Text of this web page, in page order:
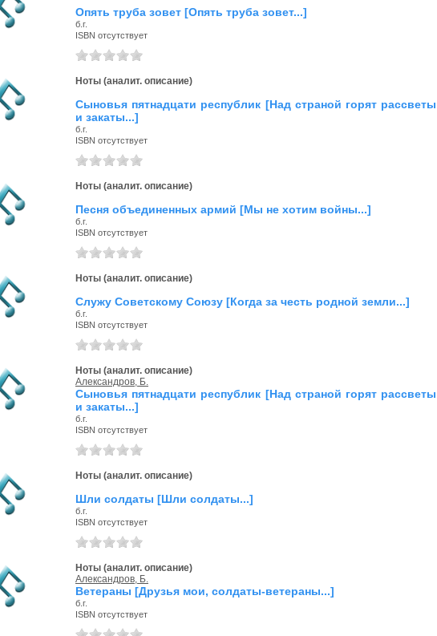
Опять труба зовет [Опять труба зовет...]
б.г.
ISBN отсутствует
Ноты (аналит. описание)
Сыновья пятнадцати республик [Над страной горят рассветы
и закаты...]
б.г.
ISBN отсутствует
Ноты (аналит. описание)
Песня объединенных армий [Мы не хотим войны...]
б.г.
ISBN отсутствует
Ноты (аналит. описание)
Служу Советскому Союзу [Когда за честь родной земли...]
б.г.
ISBN отсутствует
Ноты (аналит. описание)
Александров, Б.
Сыновья пятнадцати республик [Над страной горят рассветы
и закаты...]
б.г.
ISBN отсутствует
Ноты (аналит. описание)
Шли солдаты [Шли солдаты...]
б.г.
ISBN отсутствует
Ноты (аналит. описание)
Александров, Б.
Ветераны [Друзья мои, солдаты-ветераны...]
б.г.
ISBN отсутствует